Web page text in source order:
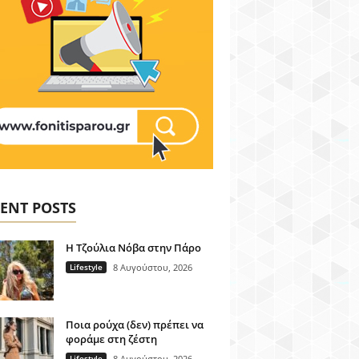
POSTS
H Τζούλια Νόβα στην Πάρο
Lifestyle 8 Αυγούστου, 2026
Ποια ρούχα (δεν) πρέπει να
φοράμε στη ζέστη